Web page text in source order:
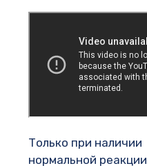
Только при наличии
нормальной реакции